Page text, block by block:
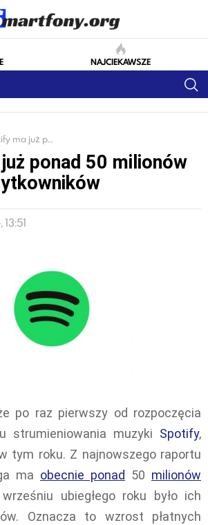
NAJCIEKAWSZE
50 milionów płatnych użytkowników
ponad 50 milionów
po raz pierwszy od rozpoczęcia
strumieniowania muzyki Spotify,
tym roku. Z najnowszego raportu
ma obecnie ponad 50 milionów
ubiegłego roku było ich
Oznacza to wzrost płatnych